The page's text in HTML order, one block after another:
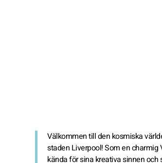
Välkommen till den kosmiska
staden Liverpool! Som en
kända för sina kreativa sinnen